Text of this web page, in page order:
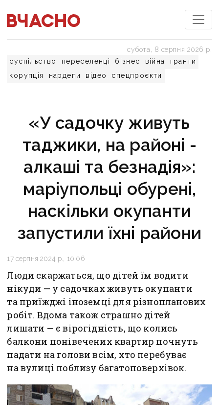
суспільство переселенці бізнес війна
гранти
корупція
нардепи відео спецпроєкти
субота, 8 серпня 2026 р.
«У садочку живуть
таджики, на районі -
алкаші та безнадія»:
маріупольці обурені,
наскільки окупанти
запустили їхні райони
17 серпня 2024 р., 10:06
Люди скаржаться, що дітей їм водити
нікуди — у садочках живуть окупанти
та приїжджі іноземці для різнопланових
робіт. Вдома також страшно дітей
лишати — є вірогідність, що колись
балкони понівечених квартир почнуть
падати на голови всім, хто перебуває
на вулиці поблизу багатоповерхівок.